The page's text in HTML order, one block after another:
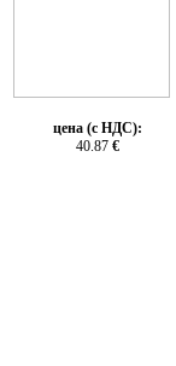
цена (с НДС):
40.87 €